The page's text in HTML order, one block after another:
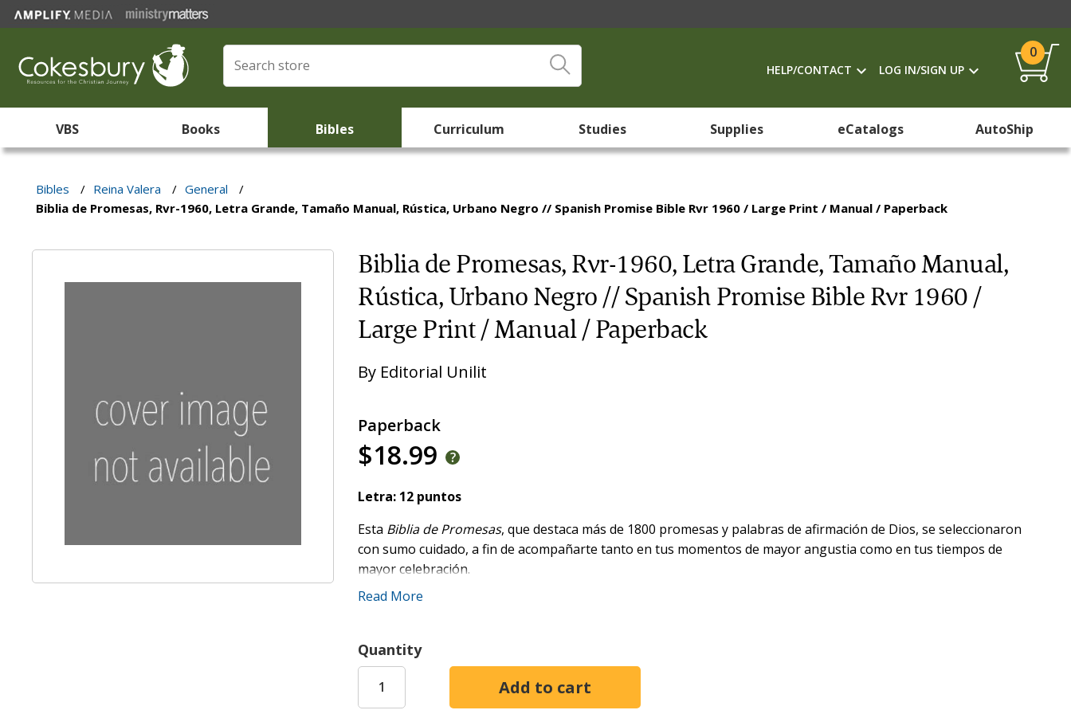
HELP/CONTACT LOG IN/SIGN UP
0
VBS Books Bibles Curriculum Studies Supplies eCatalogs AutoShip
Bibles / Reina Valera / General
/
Biblia de Promesas, Rvr-1960, Letra Grande, Tamaño Manual, Rústica, Urbano Negro // Spanish Promise Bible Rvr 1960 / Large Print / Manual / Paperback
Biblia de Promesas, Rvr-1960, Letra Grande, Tamaño Manual,
Rústica, Urbano Negro // Spanish Promise Bible Rvr 1960 /
Large Print / Manual / Paperback
By Editorial Unilit
Paperback
$18.99
Letra: 12 puntos
Esta Biblia de Promesas, que destaca más de 1800 promesas y palabras de afirmación de Dios, se seleccionaron
con sumo cuidado, a fin de acompañarte tanto en tus momentos de mayor angustia como en tus tiempos de
mayor celebración.
Su tipografía de 12 puntos y su elegante cubierta en piel especial o rústica, disponible en múltiples opciones,
compañera ideal para llevar contigo la Palabra y atesorarla cada día.
Más de diez millones de ejemplares de Biblias de Promesas distribuidas a nivel mundial. En resumen, la Palabra y
las promesas de Dios en una tipografía pensada para una lectura clara y agradable.
Read More
Quantity